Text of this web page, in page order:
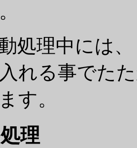
処理中には
れる事でた
す。
理